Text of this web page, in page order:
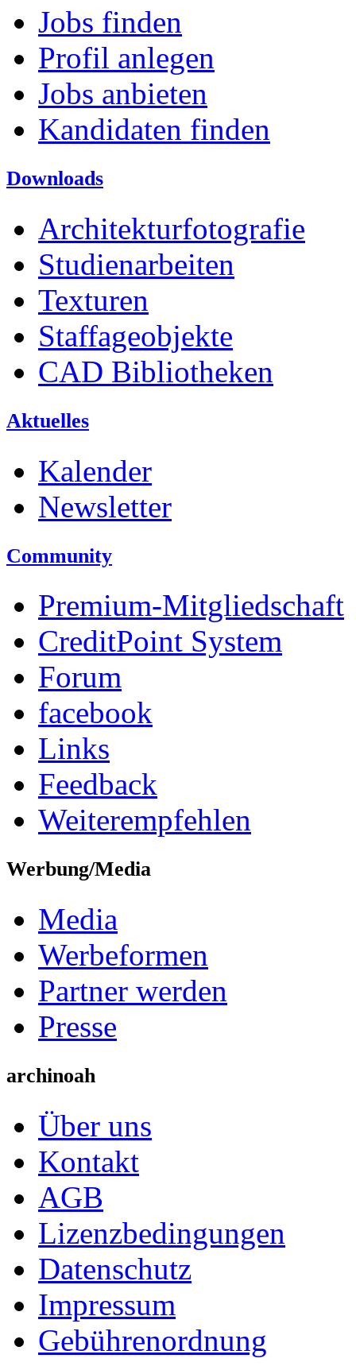
Jobs finden
Profil anlegen
Jobs anbieten
Kandidaten finden
Downloads
Architekturfotografie
Studienarbeiten
Texturen
Staffageobjekte
CAD Bibliotheken
Aktuelles
Kalender
Newsletter
Community
Premium-Mitgliedschaft
CreditPoint System
Forum
facebook
Links
Feedback
Weiterempfehlen
Werbung/Media
Media
Werbeformen
Partner werden
Presse
archinoah
Über uns
Kontakt
AGB
Lizenzbedingungen
Datenschutz
Impressum
Gebührenordnung